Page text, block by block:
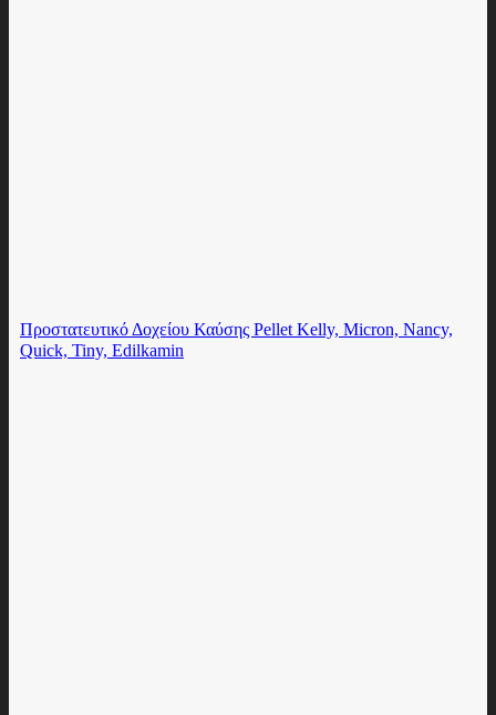
Προστατευτικό Δοχείου Καύσης Pellet Kelly, Micron, Nancy,
Quick, Tiny, Edilkamin